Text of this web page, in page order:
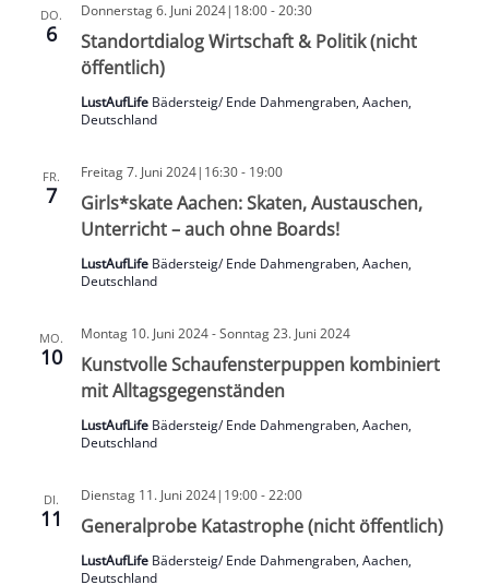
DO.
6
Standortdialog Wirtschaft & Politik (nicht
öffentlich)
Donnerstag 6. Juni 2024|18:00-20:30
LustAufLife Bädersteig/ Ende Dahmengraben, Aachen,
Deutschland
FR.
7
Girls*skate Aachen: Skaten, Austauschen,
Unterricht – auch ohne Boards!
Freitag 7. Juni 2024|16:30- 19:00
LustAufLife Bädersteig/ Ende Dahmengraben, Aachen,
Deutschland
MO.
10
Kunstvolle Schaufensterpuppen kombiniert
mit Alltagsgegenständen
Montag 10. Juni 2024-Sonntag 23. Juni 2024
LustAufLife Bädersteig/ Ende Dahmengraben, Aachen,
Deutschland
DI.
11 Generalprobe Katastrophe (nicht öffentlich)
Dienstag 11. Juni 2024|19:00-22:00
LustAufLife Bädersteig/ Ende Dahmengraben, Aachen,
Deutschland